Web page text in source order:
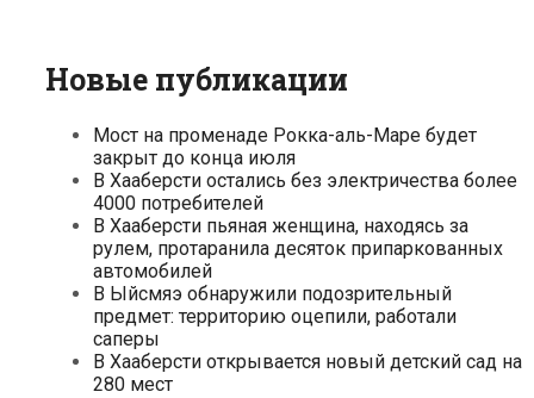
Новые публикации
Мост на променаде Рокка-аль-Маре будет
закрыт до конца июля
В Хааберсти остались без электричества более
4000 потребителей
В Хааберсти пьяная женщина, находясь за
рулем, протаранила десяток припаркованных
автомобилей
В Ыйсмяэ обнаружили подозрительный
предмет: территорию оцепили, работали
саперы
В Хааберсти открывается новый детский сад на
280 мест